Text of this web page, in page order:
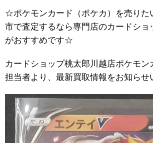
☆ポケモンカード（ポケカ）を売りた
市で査定するなら専門店のカードショ
がおすすめです☆
カードショップ桃太郎川越店ポケモン
担当者より、最新買取情報をお知らせ